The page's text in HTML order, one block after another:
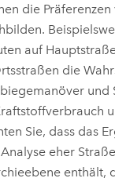
die
auf
die
und
Sie, dass das
eher
enthält,